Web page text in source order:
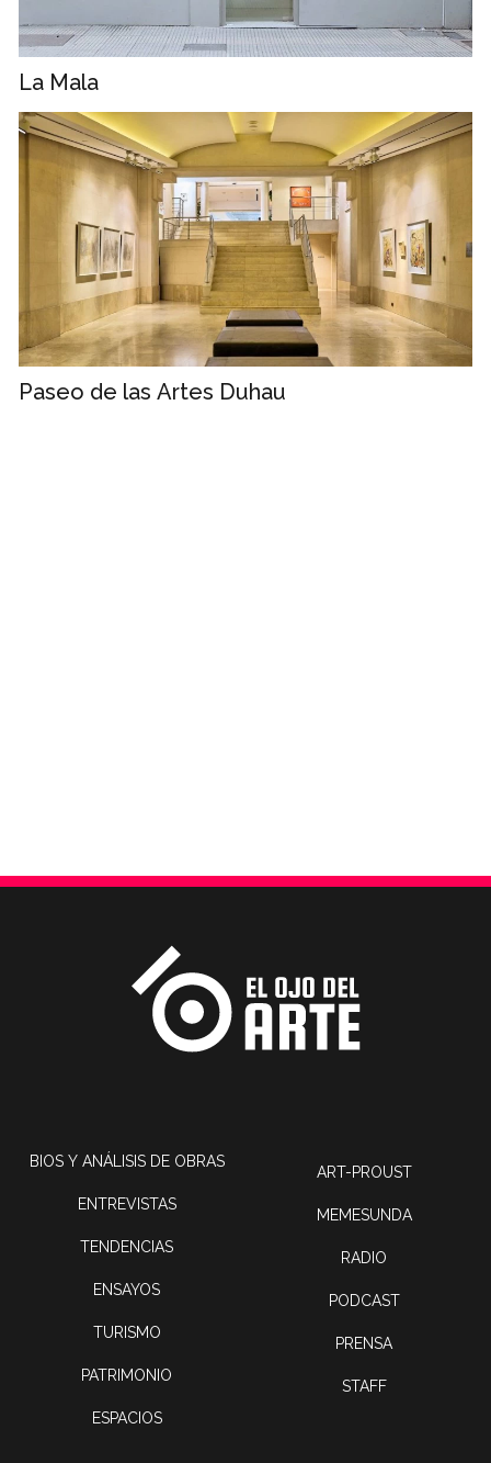
La Mala
Paseo de las Artes Duhau
BIOS Y ANÁLISIS DE OBRAS
ENTREVISTAS
TENDENCIAS
ENSAYOS
TURISMO
PATRIMONIO
ESPACIOS
ART-PROUST
MEMESUNDA
RADIO
PODCAST
PRENSA
STAFF